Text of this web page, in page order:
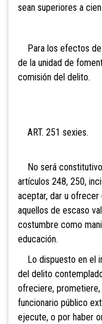
sean superiores a
Para los efectos de
de la unidad de
comisión del delito.
ART. 251 sexies.
No será
artículos 248, 250,
aceptar, dar u
aquellos de escaso
costumbre como
educación.
Lo dispuesto en el
del delito
ofreciere,
funcionario público
ejecute, o por haber